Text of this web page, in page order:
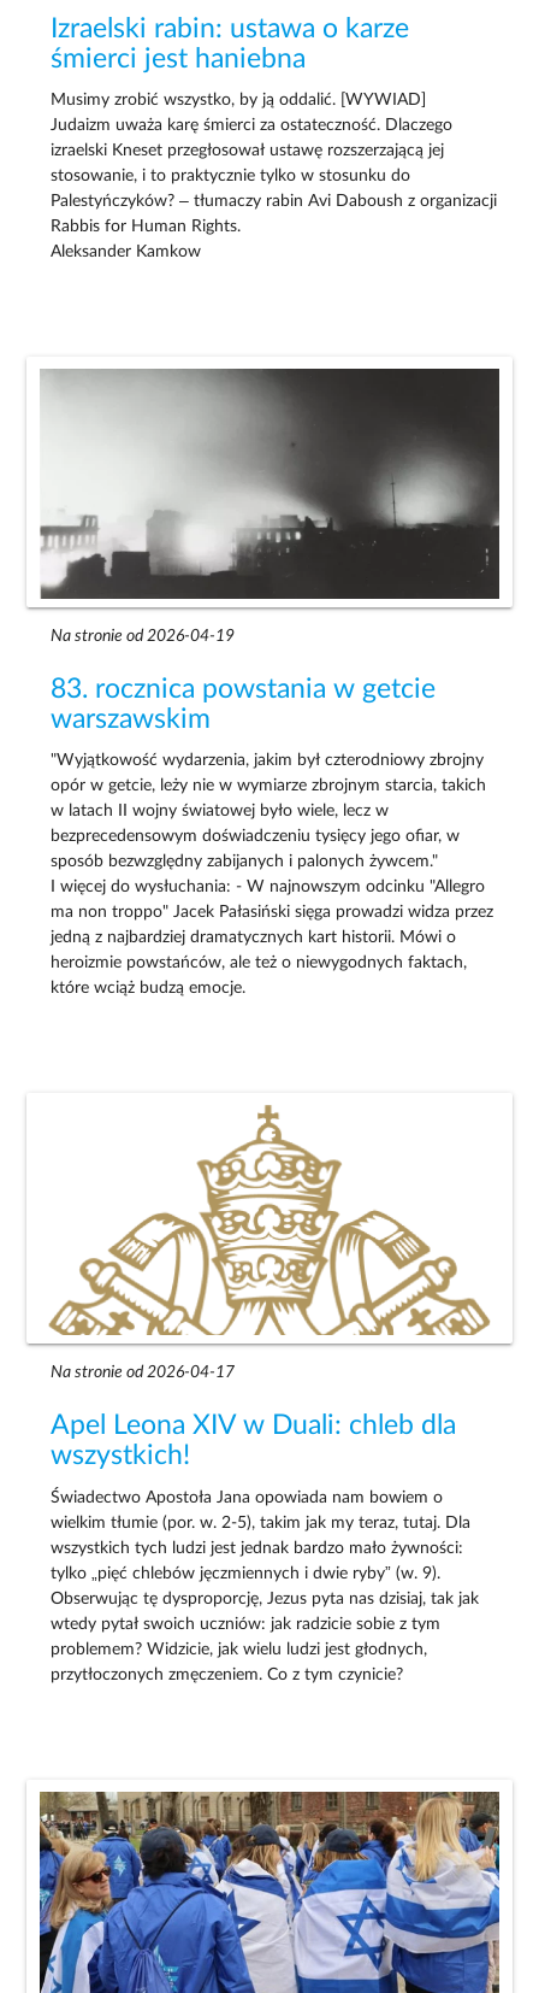
Izraelski rabin: ustawa o karze
śmierci jest haniebna
Musimy zrobić wszystko, by ją oddalić. [WYWIAD]
Judaizm uważa karę śmierci za ostateczność. Dlaczego
izraelski Kneset przegłosował ustawę rozszerzającą jej
stosowanie, i to praktycznie tylko w stosunku do
Palestyńczyków? – tłumaczy rabin Avi Daboush z organizacji
Rabbis for Human Rights.
Aleksander Kamkow
Na stronie od 2026-04-19
83. rocznica powstania w getcie
warszawskim
"Wyjątkowość wydarzenia, jakim był czterodniowy zbrojny
opór w getcie, leży nie w wymiarze zbrojnym starcia, takich
w latach II wojny światowej było wiele, lecz w
bezprecedensowym doświadczeniu tysięcy jego ofiar, w
sposób bezwzględny zabijanych i palonych żywcem."
I więcej do wysłuchania: - W najnowszym odcinku "Allegro
ma non troppo" Jacek Pałasiński sięga prowadzi widza przez
jedną z najbardziej dramatycznych kart historii. Mówi o
heroizmie powstańców, ale też o niewygodnych faktach,
które wciąż budzą emocje.
Na stronie od 2026-04-17
Apel Leona XIV w Duali: chleb dla
wszystkich!
Świadectwo Apostoła Jana opowiada nam bowiem o
wielkim tłumie (por. w. 2-5), takim jak my teraz, tutaj. Dla
wszystkich tych ludzi jest jednak bardzo mało żywności:
tylko „pięć chlebów jęczmiennych i dwie ryby” (w. 9).
Obserwując tę dysproporcję, Jezus pyta nas dzisiaj, tak jak
wtedy pytał swoich uczniów: jak radzicie sobie z tym
problemem? Widzicie, jak wielu ludzi jest głodnych,
przytłoczonych zmęczeniem. Co z tym czynicie?